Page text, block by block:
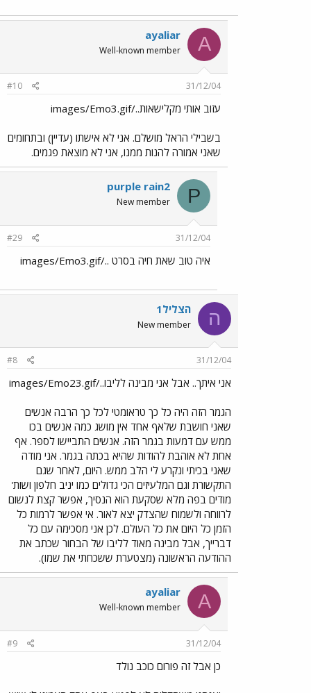
A
ayaliar
Well-known member
31/12/04
#10
עזוב אותי מקלישאות../images/Emo3.gif
בשבילי הראל מושלם. אני לא אישתו (עדיין) ובתחומים
שאני אמורה להנות ממנו, אני לא מוצאת פגמים.
P
purple rain2
New member
31/12/04
#29
איה טוב שאת חיה בסרט ../images/Emo3.gif
ה הצליל1
New member
31/12/04
#8
אני איתך.. אבל אני מבינה לליבו../images/Emo23.gif
הגמר הזה היה כל כך טראומטי לכל כך הרבה אנשים
שאני חושבת שלאף אחד אין מושג כמה אנשים בכו
ממש עם דמעות בגמר הזה. אנשים התביישו לספר. אף
אחת לא אוהבת להודות שהיא בכתה בגמר. אני מודה
שאני בכיתי ונקרע לי הלב ממש. היום, לאחר שגם
התקשורת וגם המלעיזים הכי גדולים כמו יניב חלפון ושות'
מודים בפה מלא שסקעת הוא הנסיך, אפשר קצת לנשום
לרווחה ולשמוח שהצדק יצא לאור. אי אפשר לרמות כל
הזמן כל היום את כל העולם. לכן אני מסכימה עם כל
דברייך, אבל מבינה מאוד לליבו של הבחור שכתב את
ההודעה הראשונה (מצטערת ששכחתי את שמו).
A
ayaliar
Well-known member
31/12/04
#9
כן אבל זה פורום כוכב נולד